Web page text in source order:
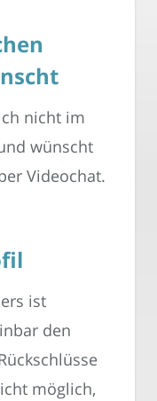
nicht im
wünscht
Videochat.
ist
den
möglich,